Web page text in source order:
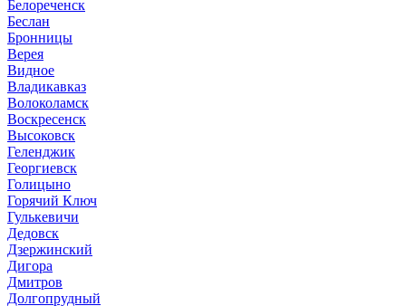
Белореченск
Беслан
Бронницы
Верея
Видное
Владикавказ
Волоколамск
Воскресенск
Высоковск
Геленджик
Георгиевск
Голицыно
Горячий Ключ
Гулькевичи
Дедовск
Дзержинский
Дигора
Дмитров
Долгопрудный